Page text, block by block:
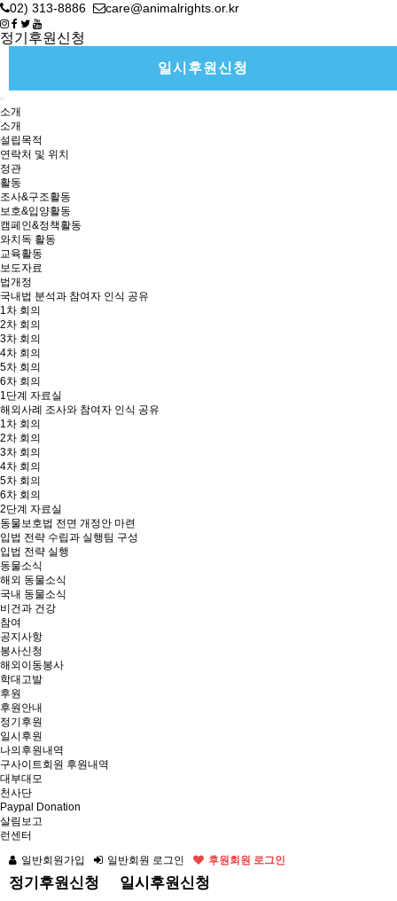
02) 313-8886 care@animalrights.or.kr
정기후원신청
일시후원신청
소개
소개
설립목적
연락처 및 위치
정관
활동
조사&구조활동
보호&입양활동
캠페인&정책활동
와치독 활동
교육활동
보도자료
법개정
국내법 분석과 참여자 인식 공유
1차 회의
2차 회의
3차 회의
4차 회의
5차 회의
6차 회의
1단계 자료실
해외사례 조사와 참여자 인식 공유
1차 회의
2차 회의
3차 회의
4차 회의
5차 회의
6차 회의
2단계 자료실
동물보호법 전면 개정안 마련
입법 전략 수립과 실행팀 구성
입법 전략 실행
동물소식
해외 동물소식
국내 동물소식
비건과 건강
참여
공지사항
봉사신청
해외이동봉사
학대고발
후원
후원안내
정기후원
일시후원
나의후원내역
구사이트회원 후원내역
대부대모
천사단
Paypal Donation
살림보고
런센터
일반회원가입
일반회원 로그인 후원회원 로그인
정기후원신청 일시후원신청